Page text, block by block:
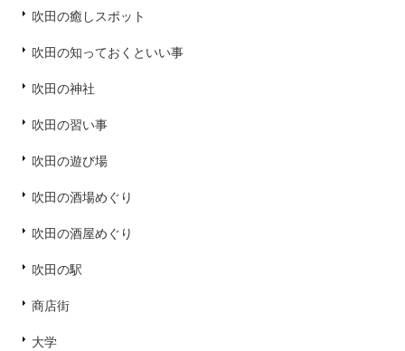
吹田の癒しスポット
吹田の知っておくといい事
吹田の神社
吹田の習い事
吹田の遊び場
吹田の酒場めぐり
吹田の酒屋めぐり
吹田の駅
商店街
大学